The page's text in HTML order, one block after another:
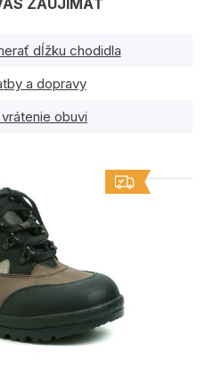
dĺžku chodidla
a dopravy
vrátenie obuvi